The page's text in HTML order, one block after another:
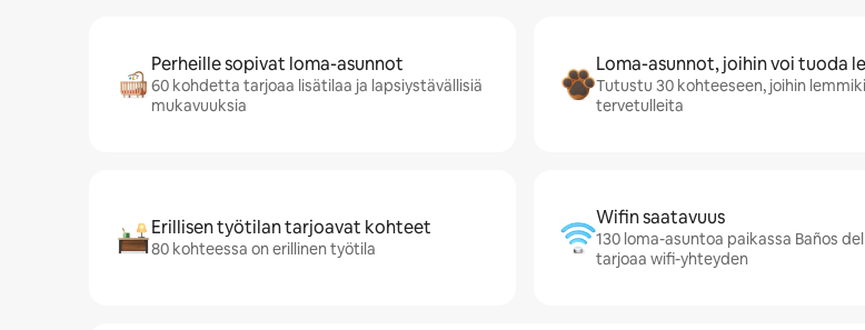
Perheille sopivat loma-asunnot
60 kohdetta tarjoaa lisätilaa ja lapsiystävällisiä
mukavuuksia
Loma-asunnot, joihin voi tuoda
Tutustu 30 kohteeseen, joihin
tervetulleita
Erillisen työtilan tarjoavat kohteet
80 kohteessa on erillinen työtila
Wifin saatavuus
130 loma-asuntoa paikassa Baños
tarjoaa wifi-yhteyden